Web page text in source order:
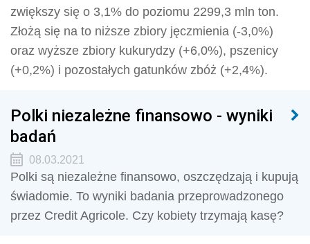
zwiększy się o 3,1% do poziomu 2299,3 mln ton.
Złożą się na to niższe zbiory jęczmienia (-3,0%)
oraz wyższe zbiory kukurydzy (+6,0%), pszenicy
(+0,2%) i pozostałych gatunków zbóż (+2,4%).
Polki niezależne finansowo - wyniki
badań
08.03.2021
Polki są niezależne finansowo, oszczędzają i kupują
świadomie. To wyniki badania przeprowadzonego
przez Credit Agricole. Czy kobiety trzymają kasę?